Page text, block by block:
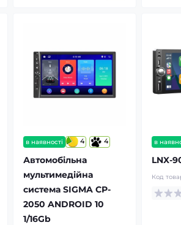
в наявності 4 4
Автомобільна
мультимедійна
система SIGMA CP-
2050 ANDROID 10
1/16Gb
в
LNX-
Код